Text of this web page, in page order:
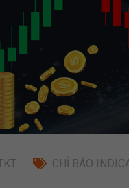
CHỈ BÁO